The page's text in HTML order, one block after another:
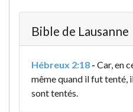
Bible de Lausanne
Hébreux 2:18 - Car, en
même quand il fut tenté,
sont tentés.